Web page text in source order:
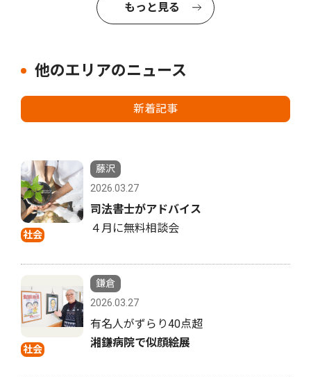
もっと見る
他のエリアのニュース
新着記事
社会
藤沢
2026.03.27
司法書士がアドバイス
４月に無料相談会
社会
鎌倉
2026.03.27
有名人がずらり40点超
湘鎌病院で似顔絵展